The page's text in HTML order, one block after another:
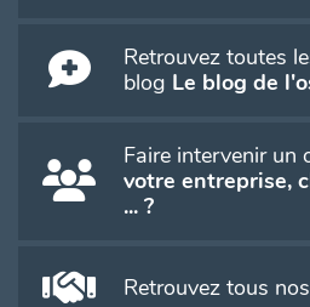
Retrouvez toutes
blog Le blog de
Faire intervenir un
votre entreprise,
... ?
Retrouvez tous